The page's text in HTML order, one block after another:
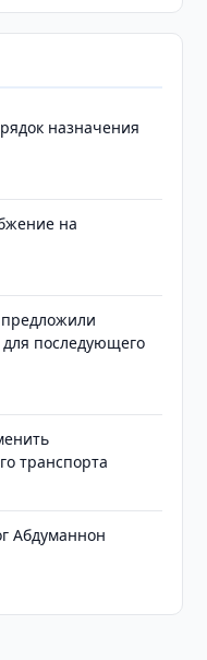
назначения
на
для последующего
транспорта
Абдуманнон